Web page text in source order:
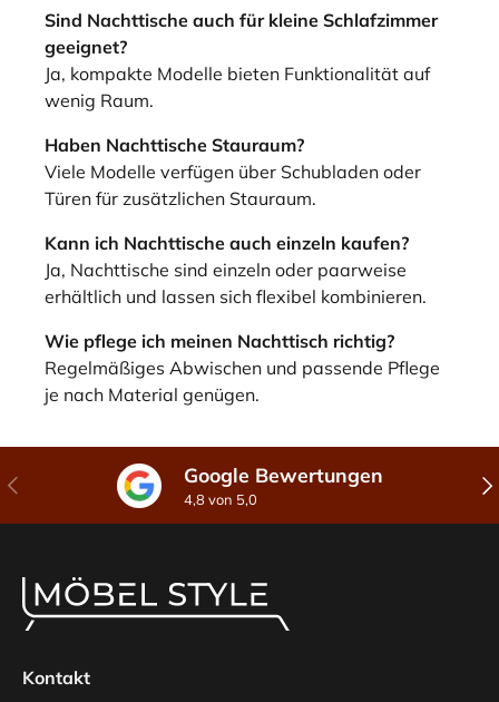
Sind Nachttische auch für kleine Schlafzimmer
geeignet?
Ja, kompakte Modelle bieten Funktionalität auf
wenig Raum.
Haben Nachttische Stauraum?
Viele Modelle verfügen über Schubladen oder
Türen für zusätzlichen Stauraum.
Kann ich Nachttische auch einzeln kaufen?
Ja, Nachttische sind einzeln oder paarweise
erhältlich und lassen sich flexibel kombinieren.
Wie pflege ich meinen Nachttisch richtig?
Regelmäßiges Abwischen und passende Pflege
je nach Material genügen.
Vorherige Google Bewertungen
4,8 von 5,0
Kontakt